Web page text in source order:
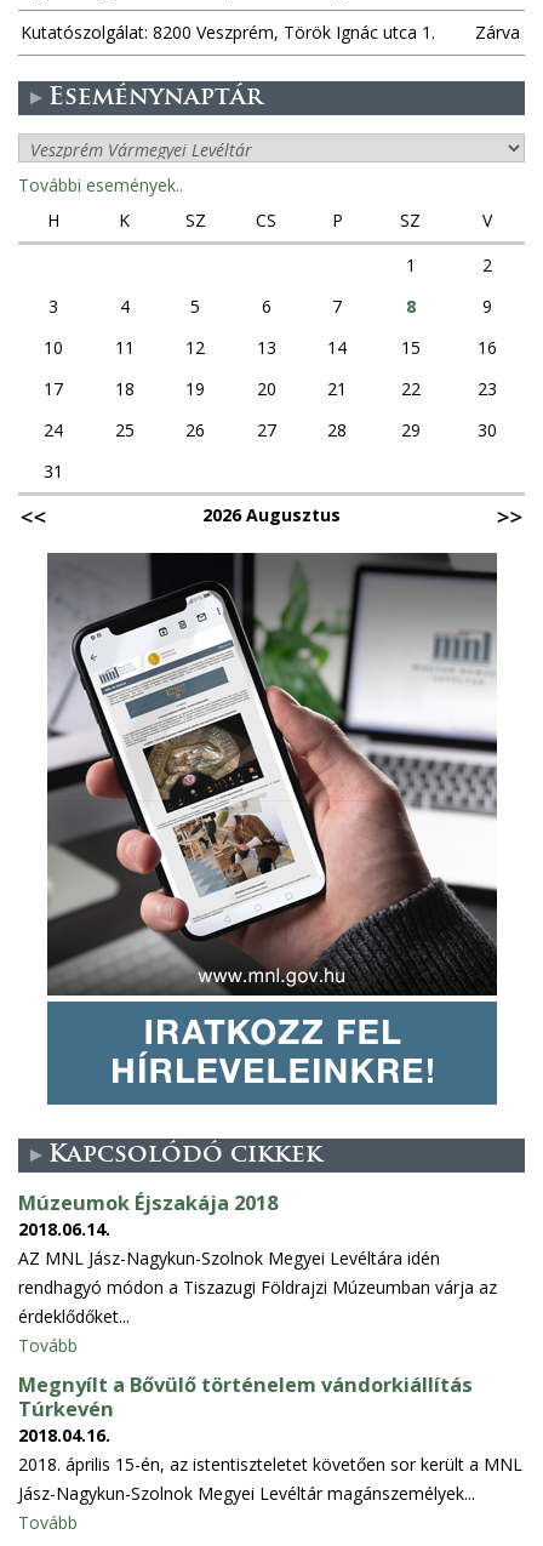
Kutatószolgálat: 8200 Veszprém, Török Ignác utca 1.
Zárva
Eseménynaptár
További események..
H
K SZ CS P SZ
V
1
2
3
4 5 6 7 8
9
10
11 12 13 14 15
16
17
18 19 20 21 22
23
24
25 26 27 28 29
30
31
2026 Augusztus
Kapcsolódó cikkek
Múzeumok Éjszakája 2018
2018.06.14.
AZ MNL Jász-Nagykun-Szolnok Megyei Levéltára idén
rendhagyó módon a Tiszazugi Földrajzi Múzeumban várja az
érdeklődőket...
Tovább
Megnyílt a Bővülő történelem vándorkiállítás
Túrkevén
2018.04.16.
2018. április 15-én, az istentiszteletet követően sor került a MNL
Jász-Nagykun-Szolnok Megyei Levéltár magánszemélyek...
Tovább